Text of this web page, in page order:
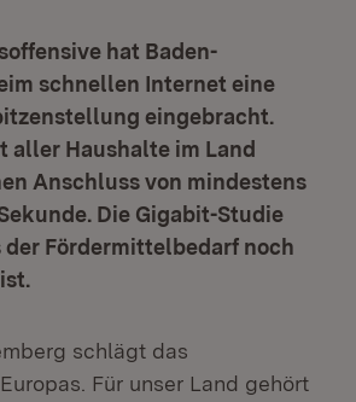
hat Baden-
schnellen Internet eine
eingebracht.
aller Haushalte im Land
Anschluss von mindestens
Die Gigabit-Studie
der Fördermittelbedarf noch
schlägt das
Für unser Land gehört